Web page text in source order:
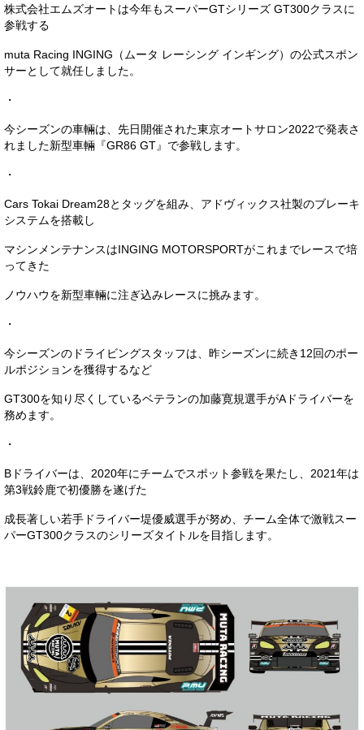
買取のご案内
店舗情報
スタッフ紹介
ブログ
イベント
スタッフブログ
お客様の声
お問い合わせ
電話はこちら
株式会社エムズオートは今年もスーパーGTシリーズ GT300クラスに
参戦する
muta Racing INGING（ムータ レーシング インギング）の公式スポン
サーとして就任しました。
・
今シーズンの車輛は、先日開催された東京オートサロン2022で発表さ
れました新型車輛『GR86 GT』で参戦します。
・
Cars Tokai Dream28とタッグを組み、アドヴィックス社製のブレーキ
システムを搭載し
マシンメンテナンスはINGING MOTORSPORTがこれまでレースで培
ってきた
ノウハウを新型車輛に注ぎ込みレースに挑みます。
・
今シーズンのドライビングスタッフは、昨シーズンに続き12回のポー
ルポジションを獲得するなど
GT300を知り尽くしているベテランの加藤寛規選手がAドライバーを
務めます。
・
Bドライバーは、2020年にチームでスポット参戦を果たし、2021年は
第3戦鈴鹿で初優勝を遂げた
成長著しい若手ドライバー堤優威選手が努め、チーム全体で激戦スー
パーGT300クラスのシリーズタイトルを目指します。